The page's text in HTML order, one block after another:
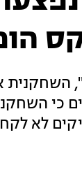
כי
לא